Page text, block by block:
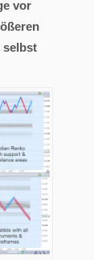
vor
selbst